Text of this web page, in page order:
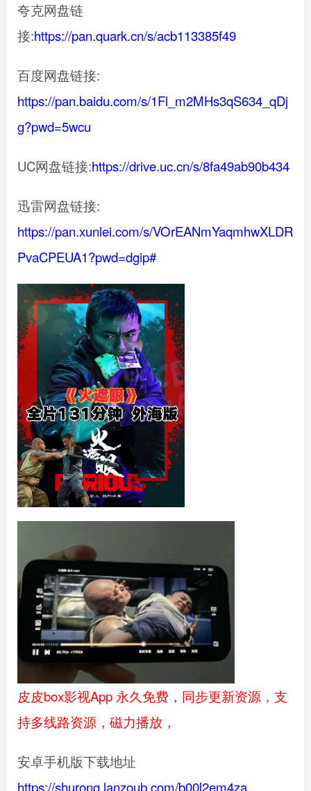
夸克网盘链
接:https://pan.quark.cn/s/acb113385f49
百度网盘链接:
https://pan.baidu.com/s/1Fl_m2MHs3qS634_qDj
g?pwd=5wcu
UC网盘链接:https://drive.uc.cn/s/8fa49ab90b434
迅雷网盘链接:
https://pan.xunlei.com/s/VOrEANmYaqmhwXLDR
PvaCPEUA1?pwd=dgip#
皮皮box影视App 永久免费，同步更新资源，支
持多线路资源，磁力播放，
安卓手机版下载地址
https://shurong.lanzoub.com/b00l2em4za